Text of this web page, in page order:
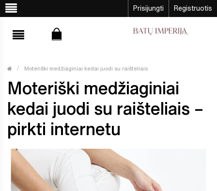
Prisijungti Registruotis
Moteriški medžiaginiai kedai juodi su raišteliais
Moteriški medžiaginiai
kedai juodi su raišteliais –
pirkti internetu